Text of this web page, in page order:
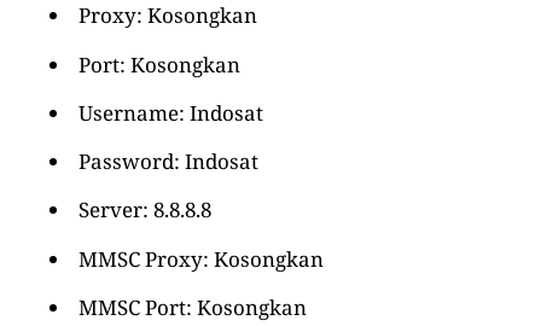
Proxy: Kosongkan
Port: Kosongkan
Username: Indosat
Password: Indosat
Server: 8.8.8.8
MMSC Proxy: Kosongkan
MMSC Port: Kosongkan